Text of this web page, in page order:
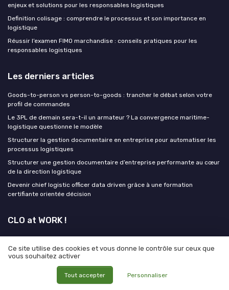
enjeux et solutions pour les responsables logistiques
Definition colisage : comprendre le processus et son importance en
logistique
Réussir l’examen FIMO marchandise : conseils pratiques pour les
responsables logistiques
Les derniers articles
Goods-to-person vs person-to-goods : trancher le débat selon votre
profil de commandes
Le 3PL de demain sera-t-il un armateur ? La convergence maritime-
logistique questionne le modèle
Structurer la gestion documentaire en entreprise pour automatiser les
processus logistiques
Structurer une gestion documentaire d’entreprise performante au cœur
de la direction logistique
Devenir chief logistic officer data driven grâce à une formation
certifiante orientée décision
CLO at WORK !
MEDIA
Ce site utilise des cookies et vous donne le contrôle sur ceux que
vous souhaitez activer
Tout accepter Personnaliser